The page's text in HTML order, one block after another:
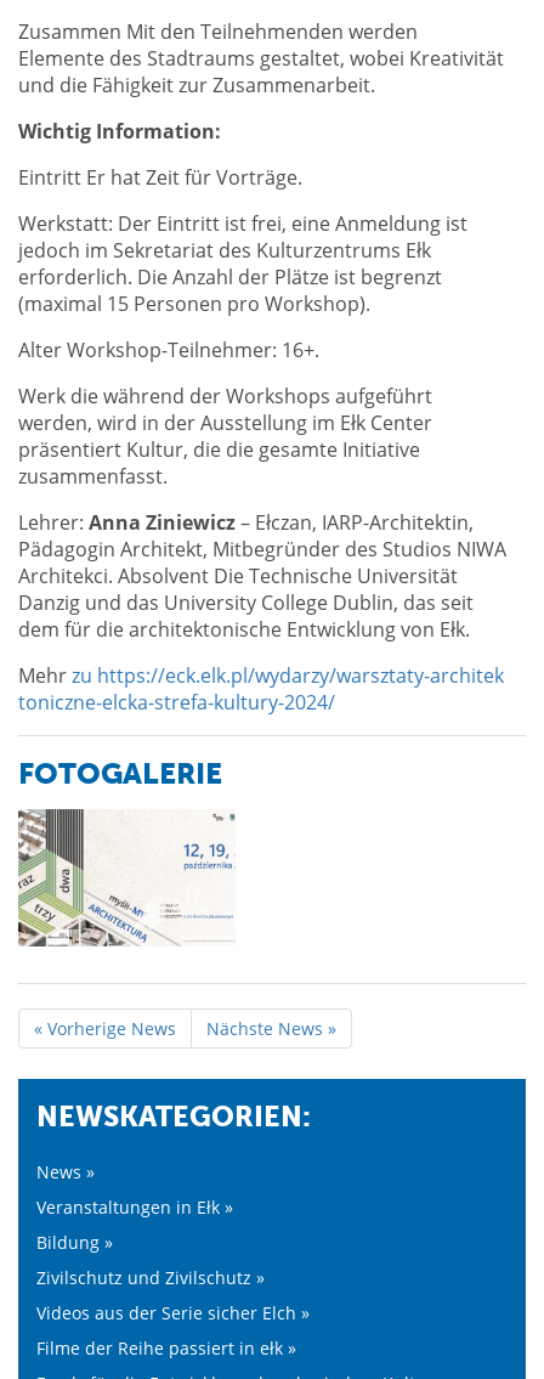
Zusammen Mit den Teilnehmenden werden
Elemente des Stadtraums gestaltet, wobei Kreativität
und die Fähigkeit zur Zusammenarbeit.
Wichtig Information:
Eintritt Er hat Zeit für Vorträge.
Werkstatt: Der Eintritt ist frei, eine Anmeldung ist
jedoch im Sekretariat des Kulturzentrums Ełk
erforderlich. Die Anzahl der Plätze ist begrenzt
(maximal 15 Personen pro Workshop).
Alter Workshop-Teilnehmer: 16+.
Werk die während der Workshops aufgeführt
werden, wird in der Ausstellung im Ełk Center
präsentiert Kultur, die die gesamte Initiative
zusammenfasst.
Lehrer: Anna Ziniewicz– Ełczan, IARP-Architektin,
Pädagogin Architekt, Mitbegründer des Studios NIWA
Architekci. Absolvent Die Technische Universität
Danzig und das University College Dublin, das seit
dem für die architektonische Entwicklung von Ełk.
Mehrzu https://eck.elk.pl/wydarzy/warsztaty-architek
toniczne-elcka-strefa-kultury-2024/
FOTOGALERIE
« Vorherige News Nächste News »
NEWSKATEGORIEN:
News »
Veranstaltungen in Ełk »
Bildung »
Zivilschutz und Zivilschutz »
Videos aus der Serie sicher Elch »
Filme der Reihe passiert in ełk »